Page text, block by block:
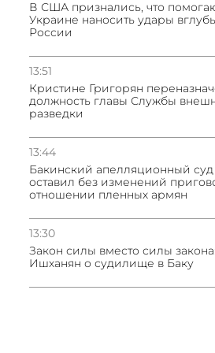
В США признались, что
Украине наносить удары вглубь
России
13:51
Кристине Григорян
должность главы Службы
разведки
13:44
Бакинский апелляционный суд
оставил без изменений
отношении пленных армян
13:30
Закон силы вместо силы
Ишханян о судилище в Баку